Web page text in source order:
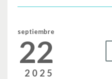
o
k
septiembre
22
2025